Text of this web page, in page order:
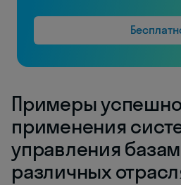
Примеры
применения
управления
различных